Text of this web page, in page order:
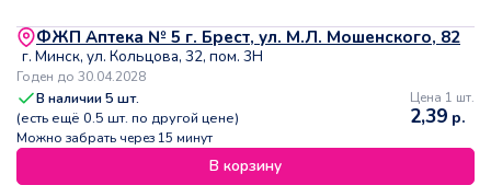
ФЖП Аптека № 5 г. Брест, ул. М.Л. Мошенского, 82
г. Минск, ул. Кольцова, 32, пом. 3Н
Годен до 30.04.2028
В наличии5 шт.
(есть ещё 0.5 шт. по другой цене)
Можно забрать через 15 минут
Цена 1 шт.
2,39 р.
В корзину